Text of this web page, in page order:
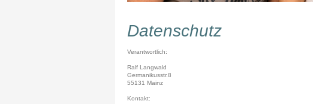
Datenschutz
Verantwortlich:
Ralf Langwald
Germanikusstr.8
55131 Mainz
Kontakt: